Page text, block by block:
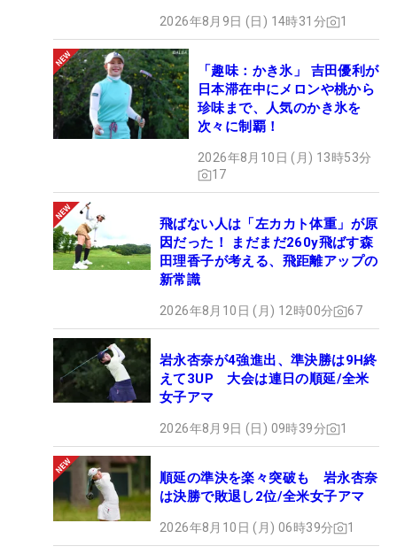
2026年8月9日 (日) 14時31分 1
「趣味：かき氷」 吉田優利が
日本滞在中にメロンや桃から
珍味まで、人気のかき氷を
次々に制覇！
2026年8月10日 (月) 13時53分
17
飛ばない人は「左カカト体重」が原
因だった！ まだまだ260y飛ばす森
田理香子が考える、飛距離アップの
新常識
2026年8月10日 (月) 12時00分 67
岩永杏奈が4強進出、準決勝は9H終
えて3UP 大会は連日の順延/全米
女子アマ
2026年8月9日 (日) 09時39分 1
順延の準決を楽々突破も 岩永杏奈
は決勝で敗退し2位/全米女子アマ
2026年8月10日 (月) 06時39分 1